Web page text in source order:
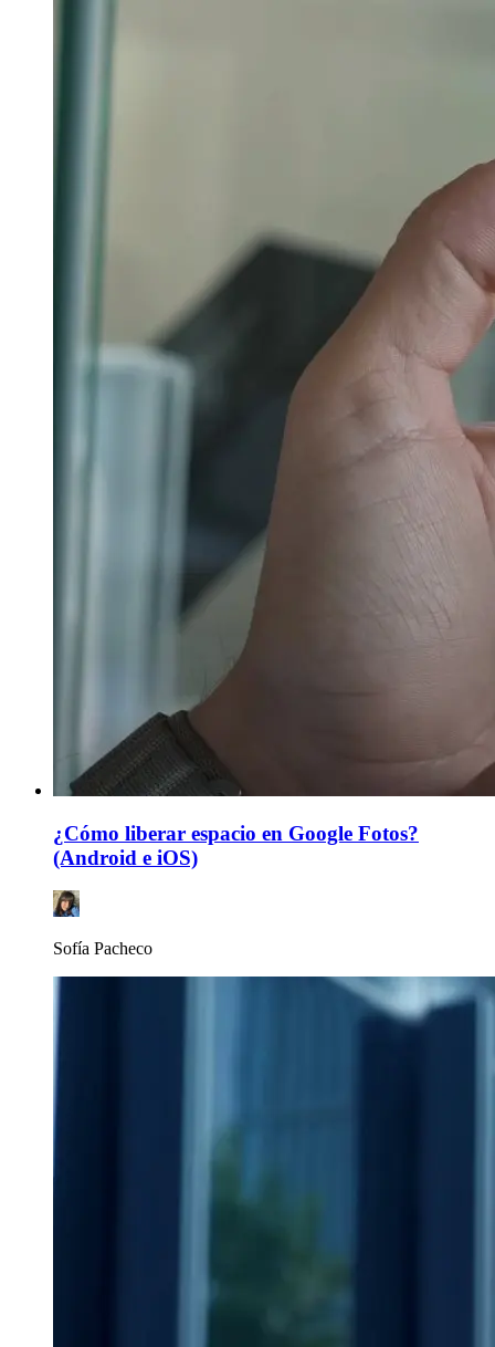
¿Cómo liberar espacio en Google Fotos?
(Android e iOS)
Sofía Pacheco